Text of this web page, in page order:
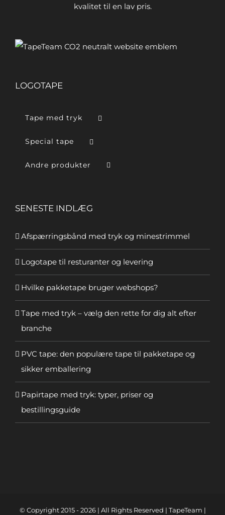
kvalitet til en lav pris.
LOGOTAPE
Tape med tryk
Special tape
Andre produkter
SENESTE INDLÆG
Afspærringsbånd med tryk og minestrimmel
Logotape til resturanter og levering
Hvilke pakketape bruger webshops?
Tape med tryk – vælg den rette for dig alt efter
branche
PVC tape: den populære tape til pakketape og
sikker emballering
Papirtape med tryk: typer, priser og
bestillingsguide
© Copyright 2015 -2026 | All Rights Reserved | TapeTeam |